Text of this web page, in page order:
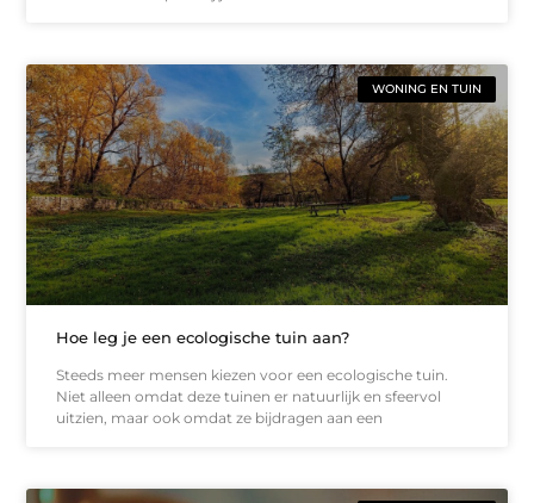
WONING EN TUIN
Hoe leg je een ecologische tuin aan?
Steeds meer mensen kiezen voor een ecologische tuin.
Niet alleen omdat deze tuinen er natuurlijk en sfeervol
uitzien, maar ook omdat ze bijdragen aan een